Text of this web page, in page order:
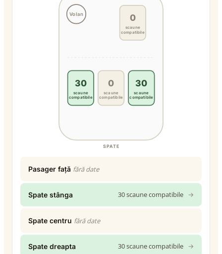
Volan
SPATE
0
scaune
compatibile
30
scaune
compatibile
0
scaune
compatibile
30
scaune
compatibile
Pasager față fără date
Spate stânga 30 scaune compatibile →
Spate centru fără date
Spate dreapta 30 scaune compatibile →